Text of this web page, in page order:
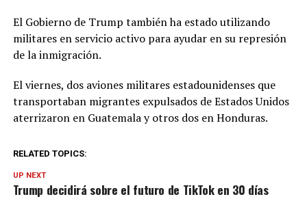
El Gobierno de Trump también ha estado utilizando
militares en servicio activo para ayudar en su represión
de la inmigración.
El viernes, dos aviones militares estadounidenses que
transportaban migrantes expulsados de Estados Unidos
aterrizaron en Guatemala y otros dos en Honduras.
RELATED TOPICS:
UP NEXT
Trump decidirá sobre el futuro de TikTok en 30 días